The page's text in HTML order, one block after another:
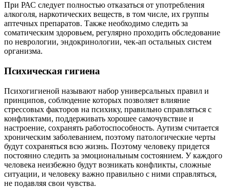
При РАС следует полностью отказаться от употребления
алкоголя, наркотических веществ, в том числе, их группы
аптечных препаратов. Также необходимо следить за
соматическим здоровьем, регулярно проходить обследование
по неврологии, эндокринологии, чек-ап остальных систем
организма.
Психическая гигиена
Психогигиеной называют набор универсальных правил и
принципов, соблюдение которых позволяет влияние
стрессовых факторов на психику, правильно справляться с
конфликтами, поддерживать хорошее самочувствие и
настроение, сохранять работоспособность. Аутизм считается
хроническим заболеванием, поэтому патологические черты
будут сохраняться всю жизнь. Поэтому человеку придется
постоянно следить за эмоциональным состоянием. У каждого
человека неизбежно будут возникать конфликты, сложные
ситуации, и человеку важно правильно с ними справляться,
не подавляя свои чувства.